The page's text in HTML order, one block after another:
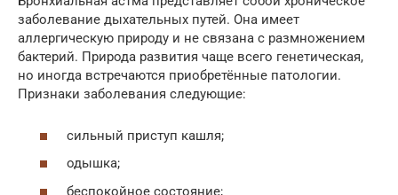
заболевание дыхательных путей. Она имеет
аллергическую природу и не связана с размножением
бактерий. Природа развития чаще всего генетическая,
но иногда встречаются приобретённые патологии.
Признаки заболевания следующие:
сильный приступ кашля;
одышка;
беспокойное состояние;